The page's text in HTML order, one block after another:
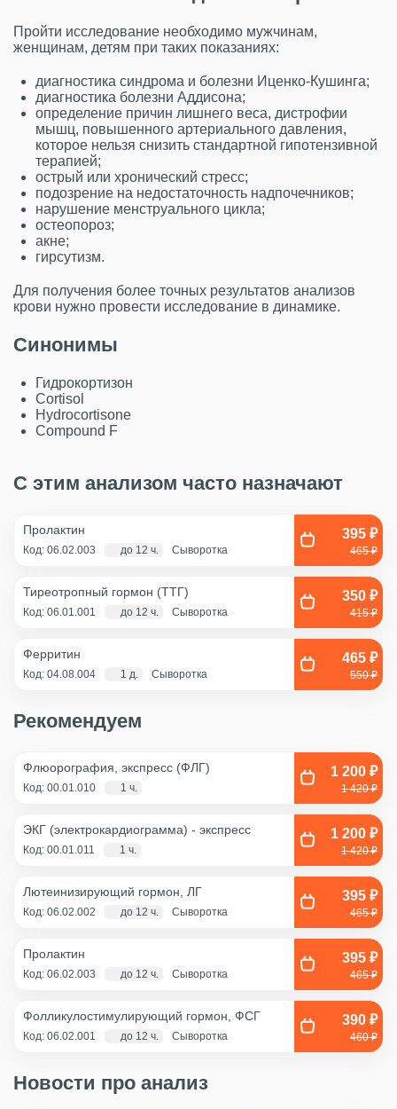
Пройти исследование необходимо мужчинам,
женщинам, детям при таких показаниях:
диагностика синдрома и болезни Иценко-Кушинга;
диагностика болезни Аддисона;
определение причин лишнего веса, дистрофии
мышц, повышенного артериального давления,
которое нельзя снизить стандартной гипотензивной
терапией;
острый или хронический стресс;
подозрение на недостаточность надпочечников;
нарушение менструального цикла;
остеопороз;
акне;
гирсутизм.
Для получения более точных результатов анализов
крови нужно провести исследование в динамике.
Синонимы
Гидрокортизон
Cortisol
Hydrocortisone
Compound F
С этим анализом часто назначают
Пролактин
Код: 06.02.003 до 12 ч. Сыворотка
395 ₽
465 ₽
Тиреотропный гормон (ТТГ)
Код: 06.01.001 до 12 ч. Сыворотка
350 ₽
415 ₽
Ферритин
Код: 04.08.004 1 д. Сыворотка
465 ₽
550 ₽
Рекомендуем
Флюорография, экспресс (ФЛГ)
Код: 00.01.010 1 ч.
1 200 ₽
1 420 ₽
ЭКГ (электрокардиограмма) - экспресс
Код: 00.01.011 1 ч.
1 200 ₽
1 420 ₽
Лютеинизирующий гормон, ЛГ
Код: 06.02.002 до 12 ч. Сыворотка
395 ₽
465 ₽
Пролактин
Код: 06.02.003 до 12 ч. Сыворотка
395 ₽
465 ₽
Фолликулостимулирующий гормон, ФСГ
Код: 06.02.001 до 12 ч. Сыворотка
390 ₽
460 ₽
Новости про анализ